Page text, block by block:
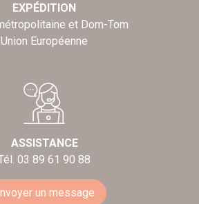
EXPÉDITION
et Dom-Tom
Union Européenne
ASSISTANCE
03 89 61 90 88
un message